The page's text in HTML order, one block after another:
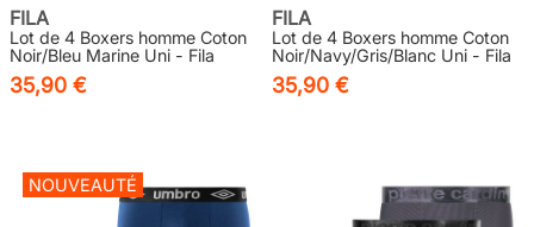
FILA
Lot de 4 Boxers homme Coton
Noir/Bleu Marine Uni - Fila
35,90 €
FILA
Lot de 4 Boxers homme Coton
Noir/Navy/Gris/Blanc Uni - Fila
35,90 €
NOUVEAUTÉ